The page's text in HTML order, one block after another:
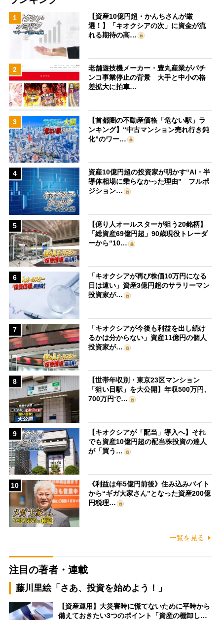
1
【資産10億円超・かんちさんが厳
選！】「キオクシアの次」に資金が流
れる期待の高…
2
老舗遊技機メーカー・豊丸産業がパチ
ンコ事業停止の背景 大手と中小の格
差拡大に拍車…
3
【首都圏の不動産価格「危ない駅」ラ
ンキング】“中古マンション売れ行き鈍
化”のワー…
4
資産10億円超の投資家が明かす“AI・半
導体相場に乗らなかった理由” フルポ
ジション…
5
【億り人オールスターが狙う20銘柄】
「総資産69億円超」90歳現役トレーダ
ーから“10…
6
「キオクシアが再び株価10万円になる
日は遠い」資産3億円超のサラリーマン
投資家が…
7
「キオクシアが今後も利益を出し続け
るかは分からない」資産11億円の個人
投資家が…
8
【世帯年収別・東京23区マンション
「狙い目駅」を大公開】年収500万円、
700万円で…
9
【キオクシアが「配当」導入へ】それ
でも資産10億円超の配当株投資の達人
が「買う…
10
《利益は年5億円前後》住み込みバイト
から“ギガ大家さん”となった資産200億
円税理…
一覧を見る
注目の著者・連載
藤川里絵「さあ、投資を始めよう！」
【資産運用】大災害時に慌てないために平時から
備えておきたい3つのポイント「資産の棚卸し…